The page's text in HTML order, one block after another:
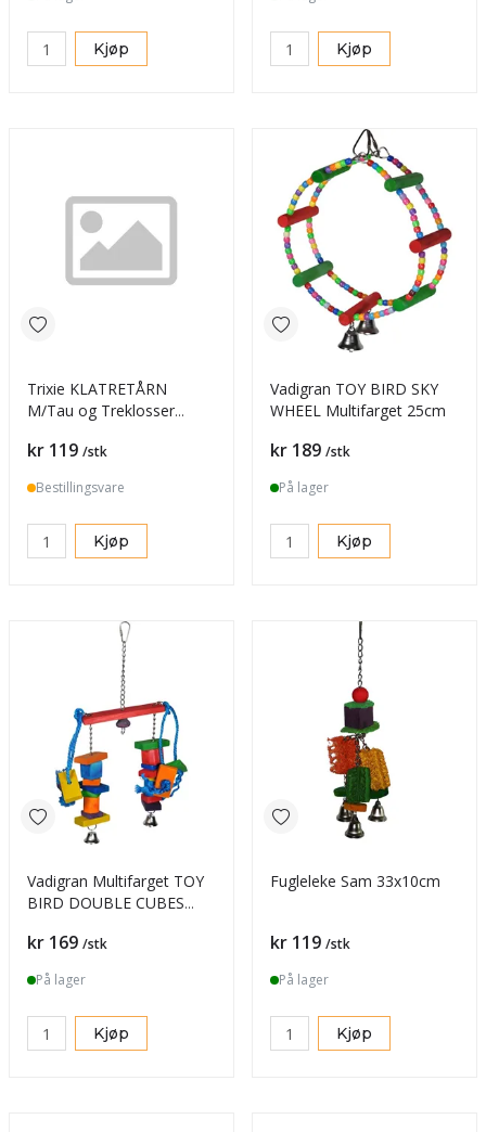
Kjøp Kjøp
Trixie KLATRETÅRN
M/Tau og Treklosser
Pris
kr 119 /stk
Bestillingsvare
Kjøp
Vadigran TOY BIRD SKY
WHEEL Multifarget 25cm
Pris
kr 189 /stk
På lager
Kjøp
Vadigran Multifarget TOY
BIRD DOUBLE CUBES
Pris
kr 169 /stk
På lager
Kjøp
Fugleleke Sam 33x10cm
Pris
kr 119 /stk
På lager
Kjøp